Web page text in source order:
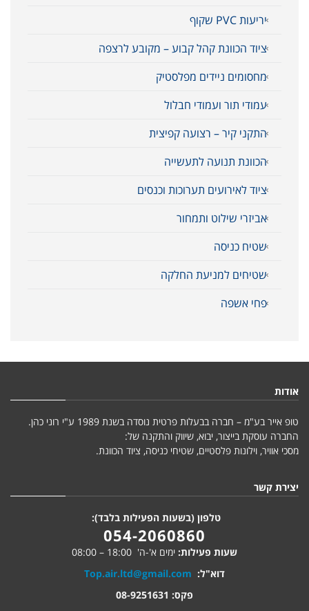
יריעות PVC שקוף
ציוד הכוונת קהל קבוע – מקובע לרצפה
מחסומים ניידים מפלסטיק
עמודי תור ועמודי חבלול
התקני קיר – רצועה קפיצית
הכוונת תנועה לתעשייה
ציוד לאירועים תערוכות וכנסים
אביזרי שילוט ותמחור
שטיח כניסה
שטיחים למניעת החלקה
פחי אשפה
אודות
טופ אייר בע"מ – חברה בבעלות פרטית נוסדה בשנת 1989 ע"י רוני כהן.
החברה עוסקת בייצור, יבוא, שיווק והתקנה של:
מסכי אוויר, וילונות פלסטיים, שטיחי כניסה, ציוד הכוונת.
יצירת קשר
טלפון (בשעות הפעילות בלבד):
054-2060860
שעות פעילות: ימים א'-ה' 18:00 – 08:00
דוא"ל: Top.air.ltd@gmail.com
פקס: 08-9251631